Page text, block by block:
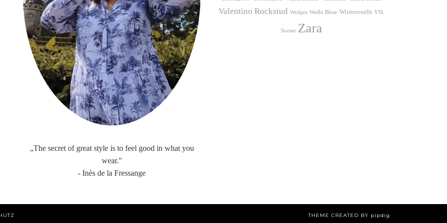
„The secret of great style is to feel good in what you
wear."
- Inès de la Fressange
Valentino Rockstud Wedges Weiße Bluse Winteroutfit YSL
Sunset Zara
THEME CREATED BY pipdig